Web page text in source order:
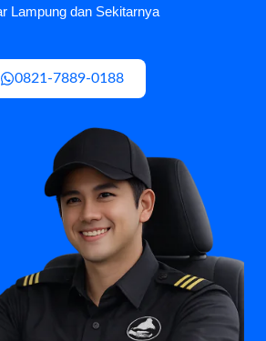
Lampung dan Sekitarnya
0821-7889-0188